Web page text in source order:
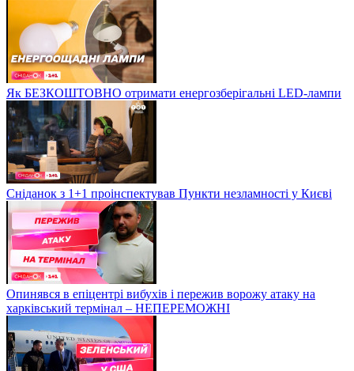
Як БЕЗКОШТОВНО отримати енергозберігальні LED-лампи
Сніданок з 1+1 проінспектував Пункти незламності у Києві
Опинявся в епіцентрі вибухів і пережив ворожу атаку на
харківський термінал – НЕПЕРЕМОЖНІ